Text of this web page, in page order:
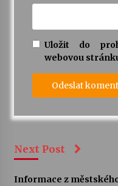
Uložit do
webovou
Next Post
Informace z